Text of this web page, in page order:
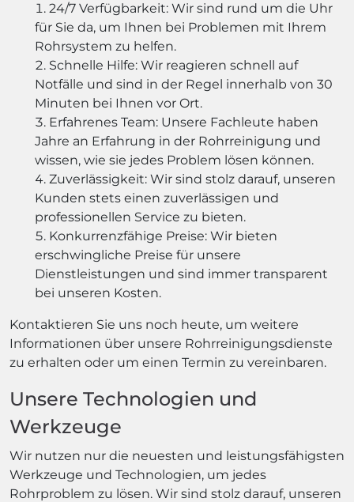
24/7 Verfügbarkeit: Wir sind rund um die Uhr
für Sie da, um Ihnen bei Problemen mit Ihrem
Rohrsystem zu helfen.
Schnelle Hilfe: Wir reagieren schnell auf
Notfälle und sind in der Regel innerhalb von 30
Minuten bei Ihnen vor Ort.
Erfahrenes Team: Unsere Fachleute haben
Jahre an Erfahrung in der Rohrreinigung und
wissen, wie sie jedes Problem lösen können.
Zuverlässigkeit: Wir sind stolz darauf, unseren
Kunden stets einen zuverlässigen und
professionellen Service zu bieten.
Konkurrenzfähige Preise: Wir bieten
erschwingliche Preise für unsere
Dienstleistungen und sind immer transparent
bei unseren Kosten.
Kontaktieren Sie uns noch heute, um weitere
Informationen über unsere Rohrreinigungsdienste
zu erhalten oder um einen Termin zu vereinbaren.
Unsere Technologien und
Werkzeuge
Wir nutzen nur die neuesten und leistungsfähigsten
Werkzeuge und Technologien, um jedes
Rohrproblem zu lösen. Wir sind stolz darauf, unseren